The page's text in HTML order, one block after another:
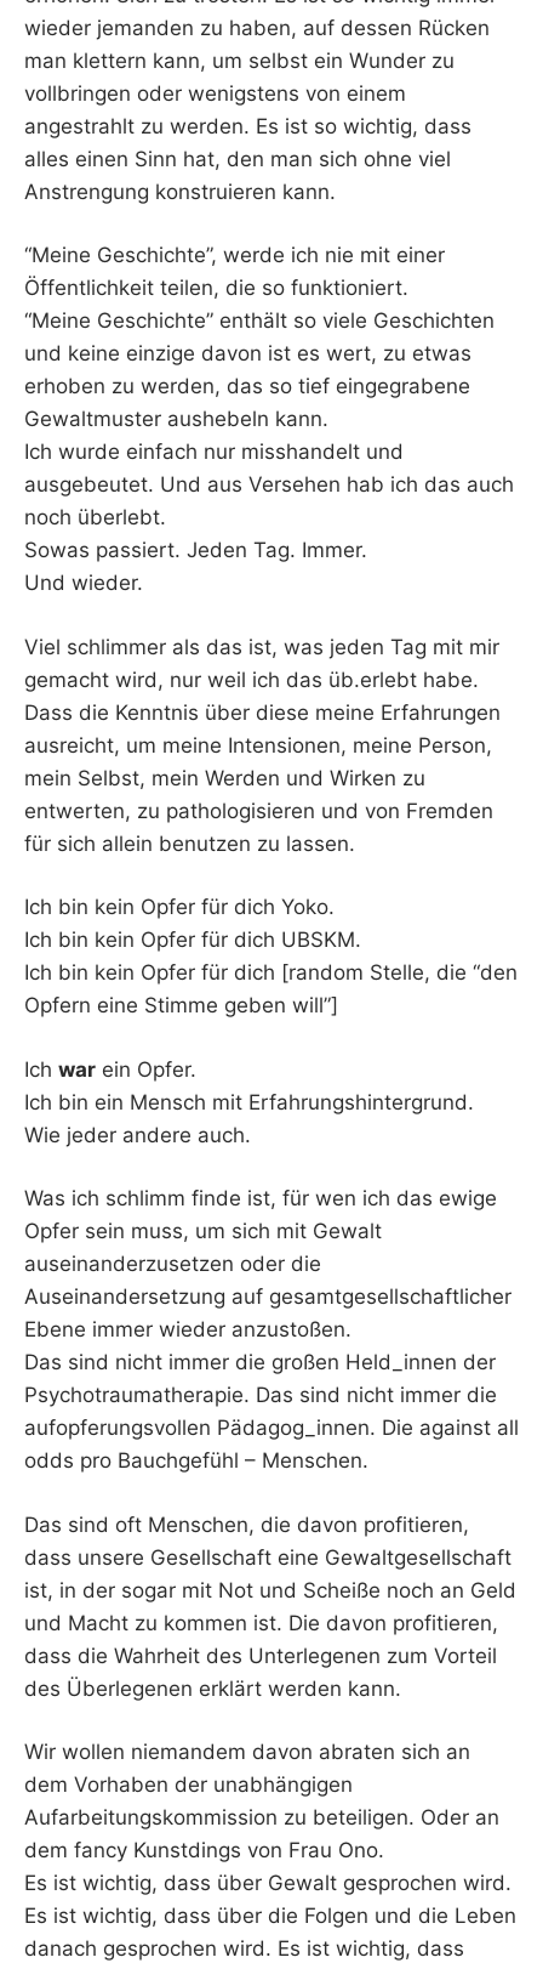
wieder jemanden zu haben, auf dessen Rücken
man klettern kann, um selbst ein Wunder zu
vollbringen oder wenigstens von einem
angestrahlt zu werden. Es ist so wichtig, dass
alles einen Sinn hat, den man sich ohne viel
Anstrengung konstruieren kann.
“Meine Geschichte”, werde ich nie mit einer
Öffentlichkeit teilen, die so funktioniert.
“Meine Geschichte” enthält so viele Geschichten
und keine einzige davon ist es wert, zu etwas
erhoben zu werden, das so tief eingegrabene
Gewaltmuster aushebeln kann.
Ich wurde einfach nur misshandelt und
ausgebeutet. Und aus Versehen hab ich das auch
noch überlebt.
Sowas passiert. Jeden Tag. Immer.
Und wieder.
Viel schlimmer als das ist, was jeden Tag mit mir
gemacht wird, nur weil ich das üb.erlebt habe.
Dass die Kenntnis über diese meine Erfahrungen
ausreicht, um meine Intensionen, meine Person,
mein Selbst, mein Werden und Wirken zu
entwerten, zu pathologisieren und von Fremden
für sich allein benutzen zu lassen.
Ich bin kein Opfer für dich Yoko.
Ich bin kein Opfer für dich UBSKM.
Ich bin kein Opfer für dich [random Stelle, die “den
Opfern eine Stimme geben will”]
Ich war ein Opfer.
Ich bin ein Mensch mit Erfahrungshintergrund.
Wie jeder andere auch.
Was ich schlimm finde ist, für wen ich das ewige
Opfer sein muss, um sich mit Gewalt
auseinanderzusetzen oder die
Auseinandersetzung auf gesamtgesellschaftlicher
Ebene immer wieder anzustoßen.
Das sind nicht immer die großen Held_innen der
Psychotraumatherapie. Das sind nicht immer die
aufopferungsvollen Pädagog_innen. Die against all
odds pro Bauchgefühl – Menschen.
Das sind oft Menschen, die davon profitieren,
dass unsere Gesellschaft eine Gewaltgesellschaft
ist, in der sogar mit Not und Scheiße noch an Geld
und Macht zu kommen ist. Die davon profitieren,
dass die Wahrheit des Unterlegenen zum Vorteil
des Überlegenen erklärt werden kann.
Wir wollen niemandem davon abraten sich an
dem Vorhaben der unabhängigen
Aufarbeitungskommission zu beteiligen. Oder an
dem fancy Kunstdings von Frau Ono.
Es ist wichtig, dass über Gewalt gesprochen wird.
Es ist wichtig, dass über die Folgen und die Leben
danach gesprochen wird. Es ist wichtig, dass